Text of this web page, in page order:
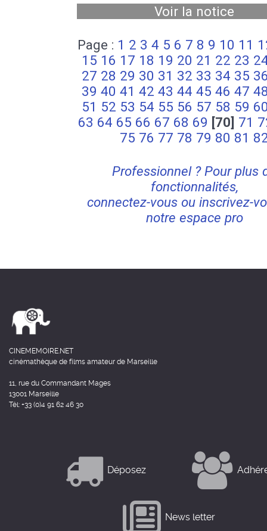
Voir la notice
Page : 1 2 3 4 5 6 7 8 9 10 11
15 16 17 18 19 20 21 22 23
27 28 29 30 31 32 33 34 35
39 40 41 42 43 44 45 46 47
51 52 53 54 55 56 57 58 59
63 64 65 66 67 68 69 [70] 71
75 76 77 78 79 80 81
Professionnel ? Pour plus
fonctionnalités,
connectez-vous ou inscrivez-
notre espace pro
CINEMEMOIRE.NET
cinémathèque de films amateur de Marseille
11, rue du Commandant Mages
13001 Marseille
Tél: +33 (0)4 91 62 46 30
Déposez
News letter